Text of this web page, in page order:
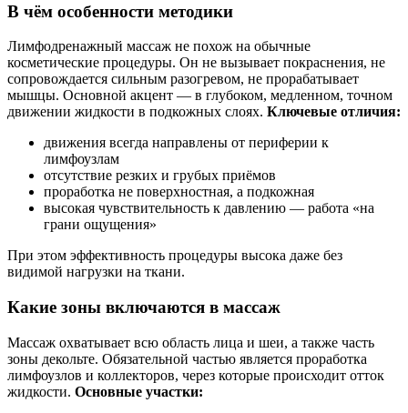
В чём особенности методики
Лимфодренажный массаж не похож на обычные
косметические процедуры. Он не вызывает покраснения, не
сопровождается сильным разогревом, не прорабатывает
мышцы. Основной акцент — в глубоком, медленном, точном
движении жидкости в подкожных слоях. Ключевые отличия:
движения всегда направлены от периферии к
лимфоузлам
отсутствие резких и грубых приёмов
проработка не поверхностная, а подкожная
высокая чувствительность к давлению — работа «на
грани ощущения»
При этом эффективность процедуры высока даже без
видимой нагрузки на ткани.
Какие зоны включаются в массаж
Массаж охватывает всю область лица и шеи, а также часть
зоны декольте. Обязательной частью является проработка
лимфоузлов и коллекторов, через которые происходит отток
жидкости. Основные участки: